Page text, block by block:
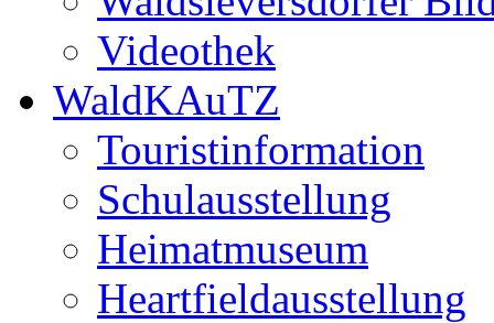
Videothek
WaldKAuTZ
Touristinformation
Schulausstellung
Heimatmuseum
Heartfieldausstellung